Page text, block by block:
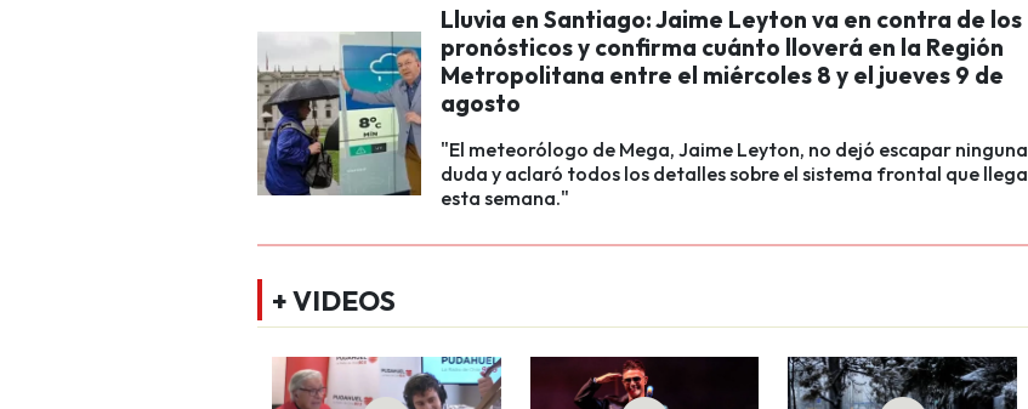
Lluvia en Santiago: Jaime Leyton va en contra de los
pronósticos y confirma cuánto lloverá en la Región
Metropolitana entre el miércoles 8 y el jueves 9 de
agosto
"El meteorólogo de Mega, Jaime Leyton, no dejó escapar ninguna
duda y aclaró todos los detalles sobre el sistema frontal que llega
esta semana."
+ VIDEOS